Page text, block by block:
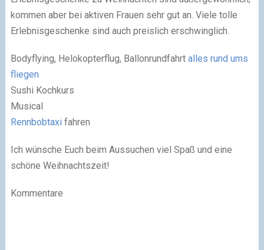
kommen aber bei aktiven Frauen sehr gut an. Viele tolle
Erlebnisgeschenke sind auch preislich erschwinglich.
Bodyflying, Helokopterflug, Ballonrundfahrt alles rund ums
fliegen
Sushi Kochkurs
Musical
Rennbobtaxifahren
Ich wünsche Euch beim Aussuchen viel Spaß und eine
schöne Weihnachtszeit!
Kommentare